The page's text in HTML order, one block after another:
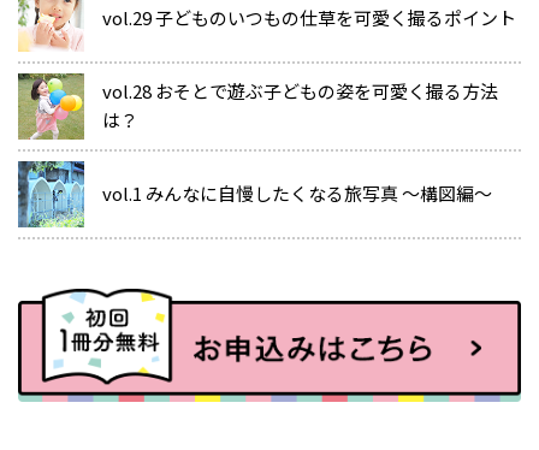
vol.29 子どものいつもの仕草を可愛く撮るポイント
vol.28 おそとで遊ぶ子どもの姿を可愛く撮る方法
は？
vol.1 みんなに自慢したくなる旅写真 ～構図編～